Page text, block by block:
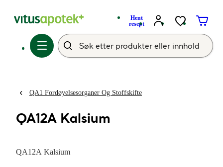
Hent
resept
QA1 Fordøyelsesorganer Og Stoffskifte
QA12A Kalsium
QA12A Kalsium